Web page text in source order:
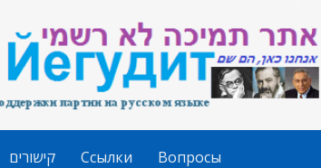
קישורים Ссылки Вопросы